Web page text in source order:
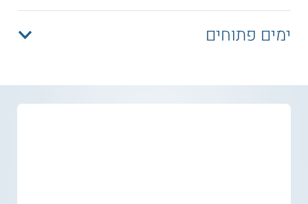
ימים פתוחים